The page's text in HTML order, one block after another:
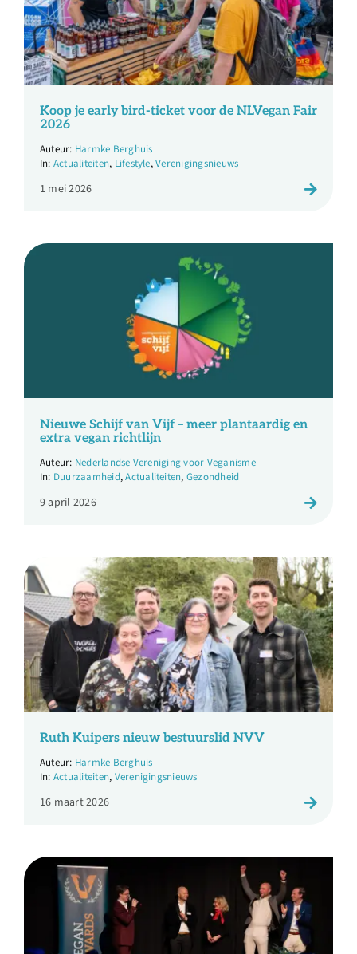
Koop je early bird-ticket voor de NLVegan Fair
2026
Harmke Berghuis
Actualiteiten, Lifestyle,Verenigingsnieuws
1 mei 2026
Nieuwe Schijf van Vijf – meer plantaardig en
extra vegan richtlijn
Nederlandse Vereniging voor Veganisme
Duurzaamheid,Actualiteiten, Gezondheid
9 april 2026
Ruth Kuipers nieuw bestuurslid NVV
Harmke Berghuis
Actualiteiten, Verenigingsnieuws
16 maart 2026